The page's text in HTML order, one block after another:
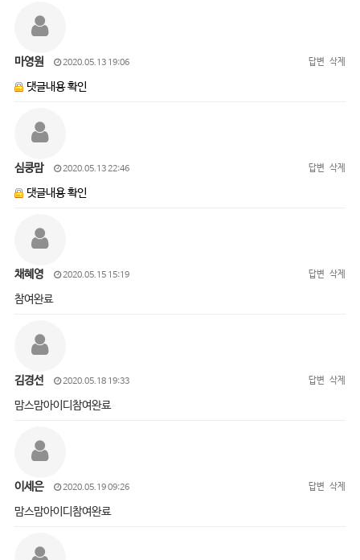
마영원 2020.05.13 19:06 답변 삭제
댓글내용 확인
심쿵맘 2020.05.13 22:46 답변 삭제
댓글내용 확인
채혜영 2020.05.15 15:19 답변 삭제
참여완료
김경선 2020.05.18 19:33 답변 삭제
맘스맘아이디참여완료
이세은 2020.05.19 09:26 답변 삭제
맘스맘아이디참여완료